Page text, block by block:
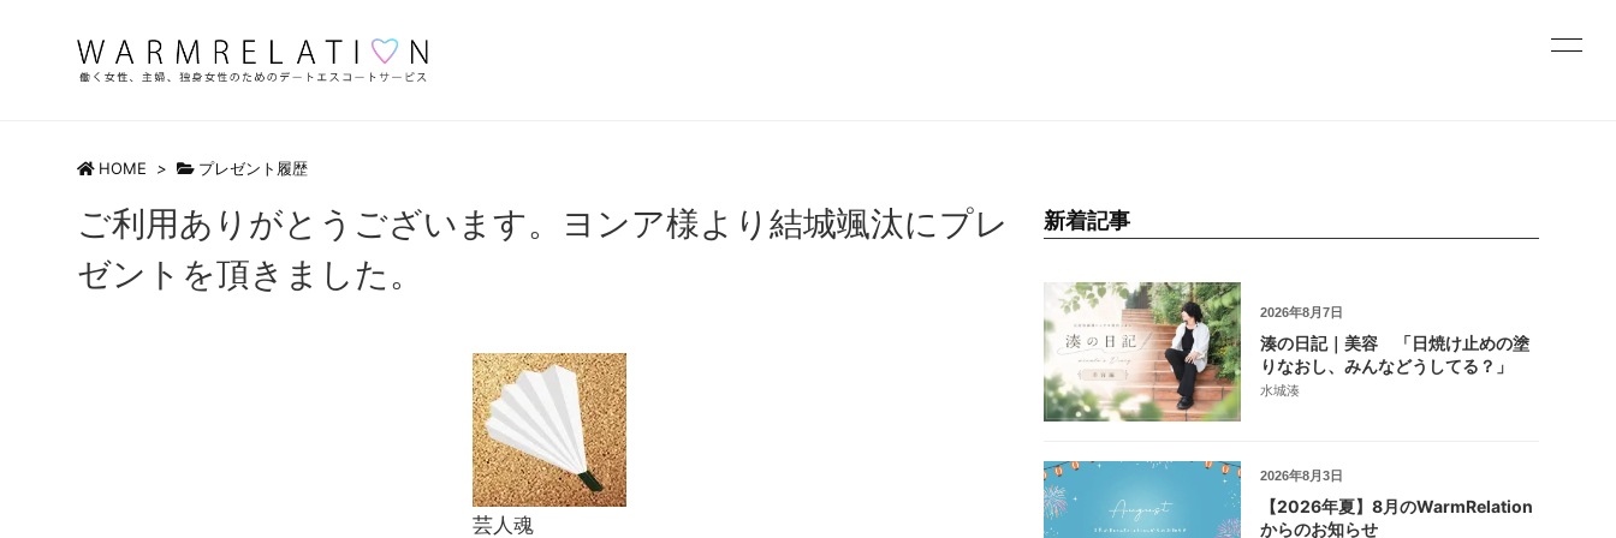
HOME > プレゼント履歴
ご利用ありがとうございます。ヨンア様より結城颯汰にプレ
ゼントを頂きました。
芸人魂
新着記事
2026年8月7日
湊の日記｜美容 「日焼け止めの塗
りなおし、みんなどうしてる？」
水城湊
2026年8月3日
【2026年夏】8月のWarmRelation
からのお知らせ